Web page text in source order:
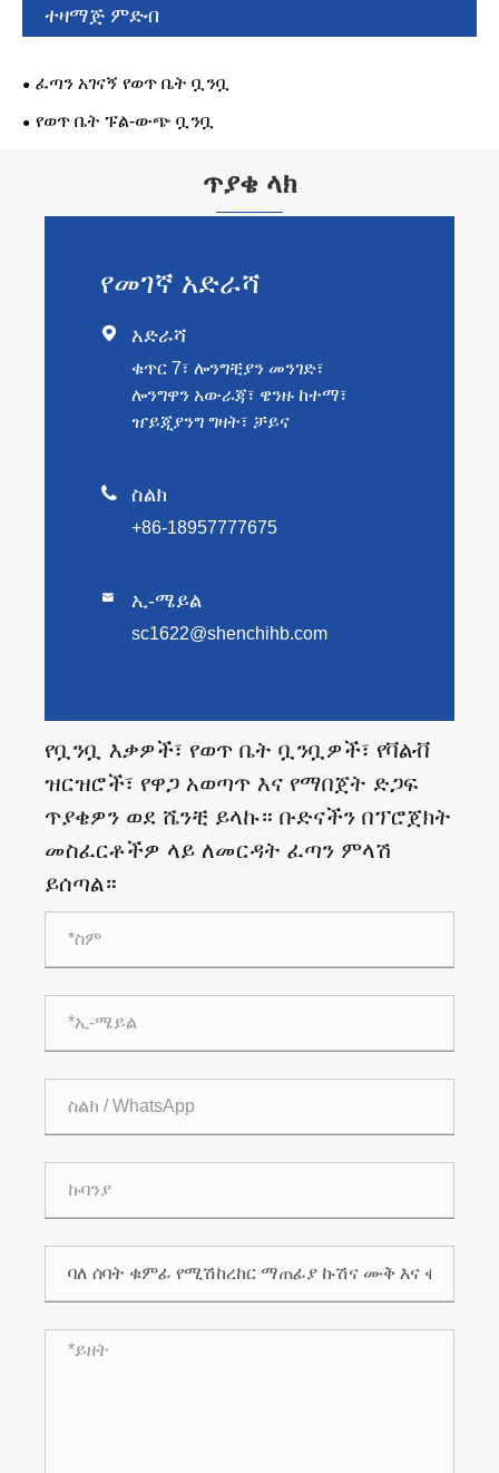
ተዛማጅ ምድብ
ፈጣን አገናኝ የወጥ ቤት ቧንቧ
የወጥ ቤት ፑል-ውጭ ቧንቧ
ጥያቄ ላክ
የመገኛ አድራሻ
 አድራሻ
ቁጥር 7፣ ሎንግቺያን መንገድ፣
ሎንግዋን አውራጃ፣ ዌንዙ ከተማ፣
ዠይጂያንግ ግዛት፣ ቻይና
 ስልክ
+86-18957777675
 ኢ-ሜይል
sc1622@shenchihb.com
የቧንቧ እቃዎች፣ የወጥ ቤት ቧንቧዎች፣ የቫልቭ
ዝርዝሮች፣ የዋጋ አወጣጥ እና የማበጀት ድጋፍ
ጥያቄዎን ወደ ሼንቺ ይላኩ። ቡድናችን በፕሮጀክት
መስፈርቶችዎ ላይ ለመርዳት ፈጣን ምላሽ
ይሰጣል።